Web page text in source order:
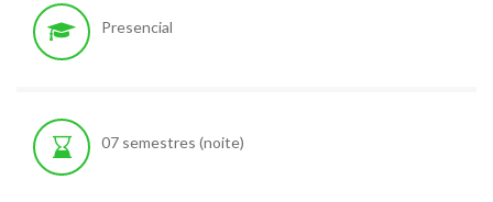
Presencial
07 semestres (noite)